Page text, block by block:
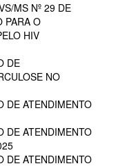
MS Nº 29 DE
PARA O
HIV
DE
NO
DE ATENDIMENTO
DE ATENDIMENTO
DE ATENDIMENTO